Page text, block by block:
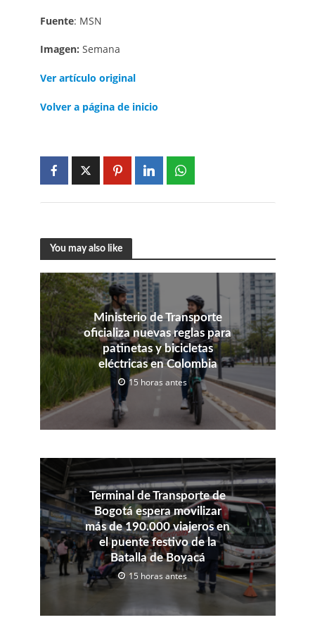
Fuente: MSN
Imagen: Semana
Ver artículo original
Volver a página de inicio
You may also like
Ministerio de Transporte
oficializa nuevas reglas para
patinetas y bicicletas
eléctricas en Colombia
15 horas antes
Terminal de Transporte de
Bogotá espera movilizar
más de 190.000 viajeros en
el puente festivo de la
Batalla de Boyacá
15 horas antes